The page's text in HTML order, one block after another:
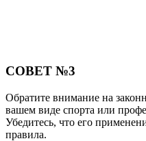
СОВЕТ №3
Обратите внимание на
вашем виде спорта или
Убедитесь, что его
правила.